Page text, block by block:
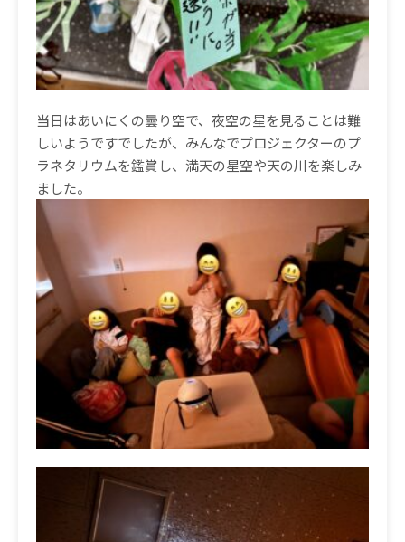
当日はあいにくの曇り空で、夜空の星を見ることは難
しいようですでしたが、みんなでプロジェクターのプ
ラネタリウムを鑑賞し、満天の星空や天の川を楽しみ
ました。